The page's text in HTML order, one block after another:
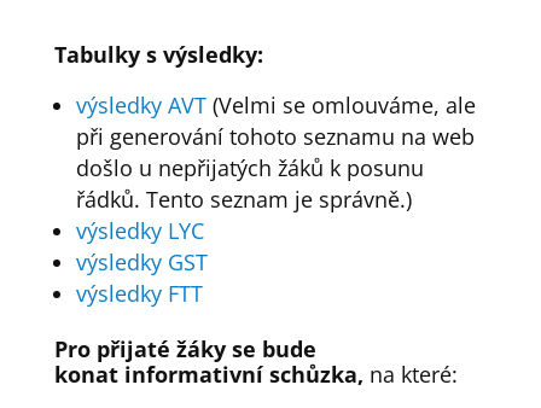
Tabulky s výsledky:
výsledky AVT(Velmi se omlouváme, ale
při generování tohoto seznamu na web
došlo u nepřijatých žáků k posunu
řádků. Tento seznam je správně.)
výsledky LYC
výsledky GST
výsledky FTT
Pro přijaté žáky se bude
konatinformativní schůzka, na které: